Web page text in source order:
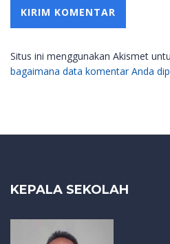
Situs ini menggunakan Akismet
bagaimana data komentar Anda
KEPALA SEKOLAH